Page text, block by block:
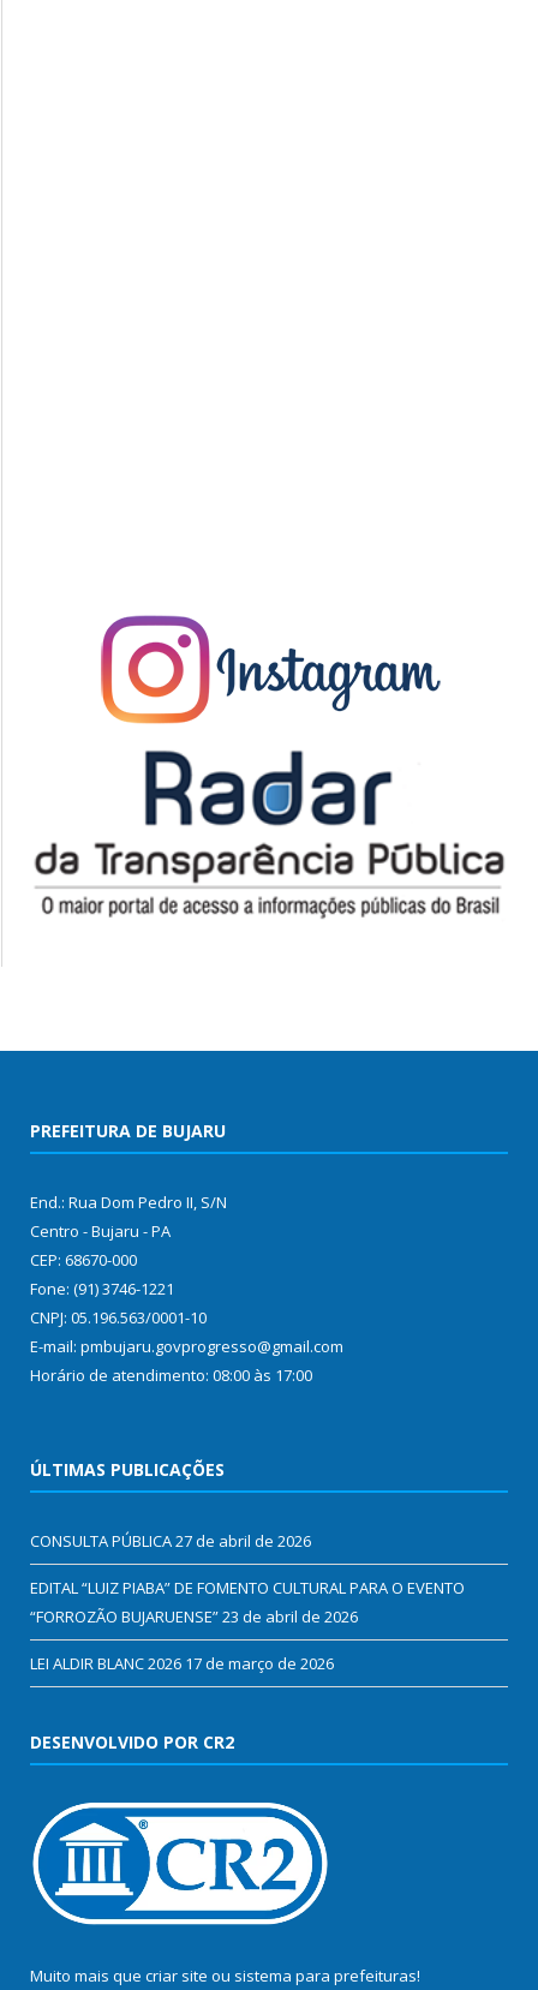
PREFEITURA DE BUJARU
End.: Rua Dom Pedro II, S/N
Centro - Bujaru - PA
CEP: 68670-000
Fone: (91) 3746-1221
CNPJ: 05.196.563/0001-10
E-mail: pmbujaru.govprogresso@gmail.com
Horário de atendimento: 08:00 às 17:00
ÚLTIMAS PUBLICAÇÕES
CONSULTA PÚBLICA27 de abril de 2026
EDITAL “LUIZ PIABA” DE FOMENTO CULTURAL PARA O EVENTO
“FORROZÃO BUJARUENSE”23 de abril de 2026
LEI ALDIR BLANC 2026 17 de março de 2026
DESENVOLVIDO POR CR2
Muito mais que criar site ou sistema para prefeituras!